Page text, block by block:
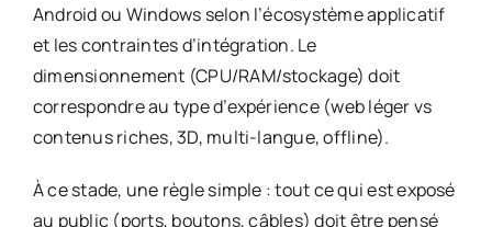
Android ou Windows selon l’écosystème applicatif
et les contraintes d’intégration. Le
dimensionnement (CPU/RAM/stockage) doit
correspondre au type d’expérience (web léger vs
contenus riches, 3D, multi-langue, offline).
À ce stade, une règle simple : tout ce qui est exposé
au public (ports, boutons, câbles) doit être pensé